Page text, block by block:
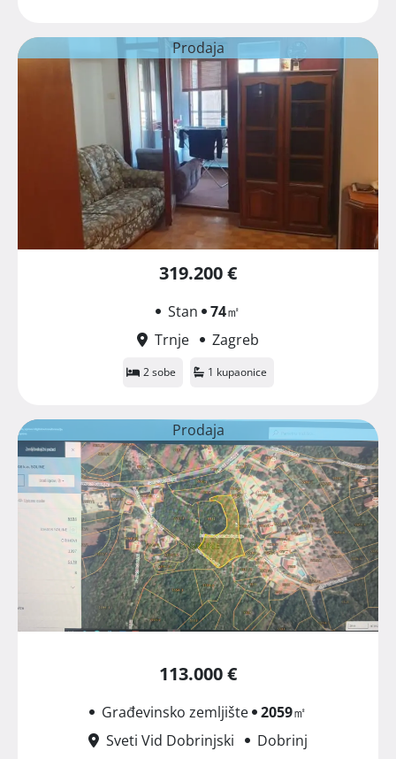
Prodaja
319.200 €
Stan 74㎡
Trnje
Zagreb
2 sobe 1 kupaonice
Prodaja
113.000 €
Građevinsko zemljište 2059㎡
Sveti Vid Dobrinjski
Dobrinj